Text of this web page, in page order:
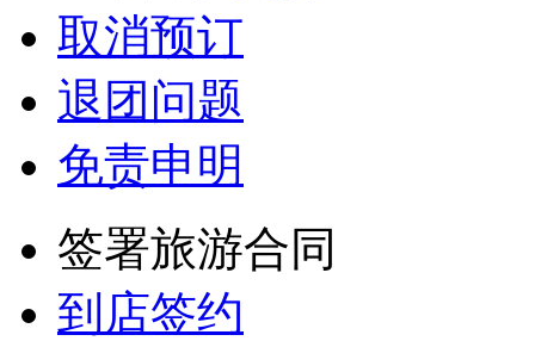
取消预订
退团问题
免责申明
签署旅游合同
到店签约